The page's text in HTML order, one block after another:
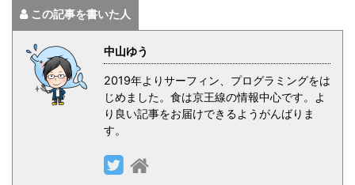
この記事を書いた人
中山ゆう
2019年よりサーフィン、プログラミングをは
じめました。食は京王線の情報中心です。よ
り良い記事をお届けできるようがんばりま
す。